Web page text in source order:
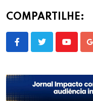
COMPARTILHE:
Youtube